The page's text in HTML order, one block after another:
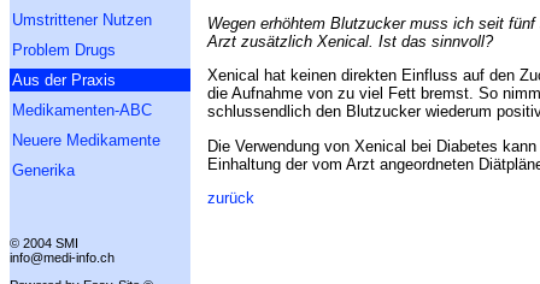
Umstrittener Nutzen
Problem Drugs
Aus der Praxis
Medikamenten-ABC
Neuere Medikamente
Generika
© 2004 SMI
info@medi-info.ch
Wegen erhöhtem Blutzucker muss ich seit
Arzt zusätzlich Xenical. Ist das sinnvoll?
Xenical hat keinen direkten Einfluss auf den
die Aufnahme von zu viel Fett bremst. So
schlussendlich den Blutzucker wiederum
Die Verwendung von Xenical bei Diabetes
Einhaltung der vom Arzt angeordneten
zurück